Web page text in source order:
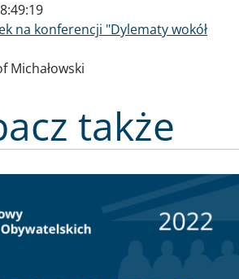
na konferencji "Dylematy wokół
Michałowski
także